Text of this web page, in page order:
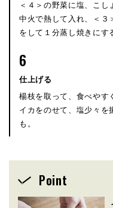
＜４＞の野菜に塩、こ
中火で熱して入れ、＜３
をして１分蒸し焼きにす
6
仕上げる
楊枝を取って、食べやす
イカをのせて、塩少々を
も。
Point